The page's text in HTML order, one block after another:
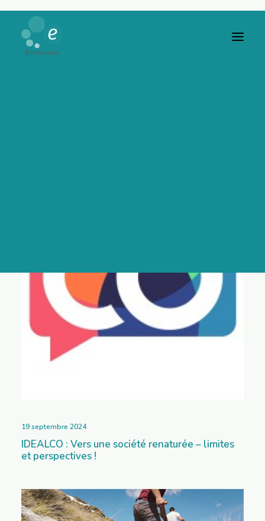
19 septembre 2024
IDEALCO : Vers une société renaturée – limites
et perspectives !